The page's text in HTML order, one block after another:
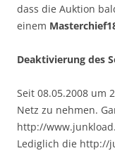
dass die Auktion
einem
Deaktivierung des
Seit 08.05.2008 um
Netz zu nehmen.
http://
Lediglich die http://